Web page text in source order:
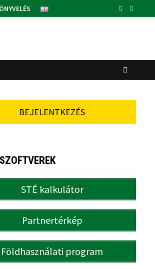
BEJELENTKEZÉS
STÉ kalkulátor
Partnertérkép
Földhasználati program